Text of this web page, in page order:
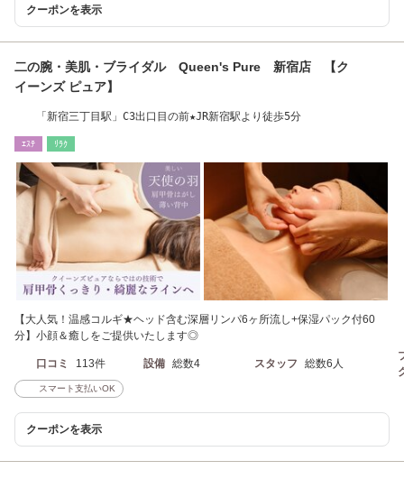
クーポンを表示
二の腕・美肌・ブライダル Queen's Pure 新宿店 【ク
イーンズ ピュア】
「新宿三丁目駅」C3出口目の前★JR新宿駅より徒歩5分
ｴｽﾃ ﾘﾗｸ
【大人気！温感コルギ★ヘッド含む深層リンパ6ヶ所流し+保湿パック付60
分】小顔＆癒しをご提供いたします◎
口コミ 113件 設備 総数4 スタッフ 総数6人
スマート支払いOK
クーポンを表示